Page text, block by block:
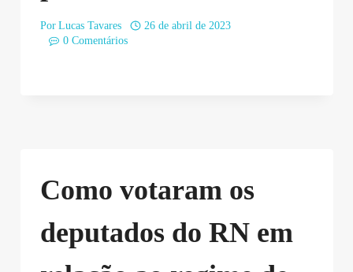
Por Lucas Tavares
26 de abril de 2023
0 Comentários
Como votaram os
deputados do RN em